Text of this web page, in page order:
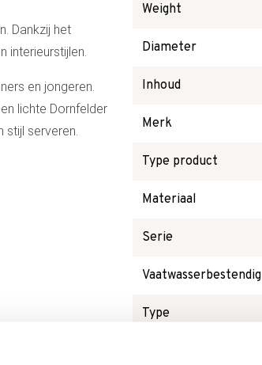
Dankzij het
interieurstijlen.
en jongeren.
lichte Dornfelder
stijl serveren.
Weight
Diameter
Inhoud
Merk
Type product
Materiaal
Serie
Vaatwasserbestendig
Type